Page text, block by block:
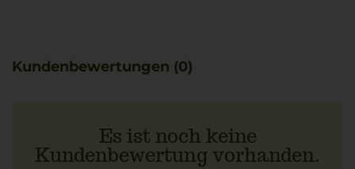
Kundenbewertungen (0)
Es ist noch keine
Kundenbewertung vorhanden.